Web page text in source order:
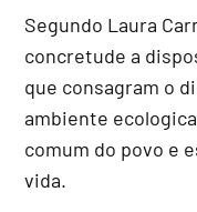
Segundo Laura
concretude a
que consagram o
ambiente
comum do povo e
vida.